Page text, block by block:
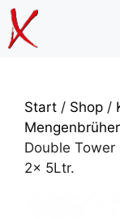
Zum
Inhalt
springen
Start / Shop /
Mengenbrüher
Double
2x 5Ltr.